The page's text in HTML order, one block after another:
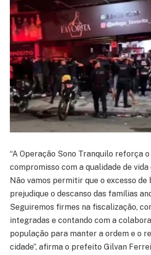
“A Operação Sono Tranquilo reforça o
compromisso com a qualidade de
Não vamos permitir que o excesso de
prejudique o descanso das famílias
Seguiremos firmes na fiscalização,
integradas e contando com a
população para manter a ordem e o
cidade”, afirma o prefeito Gilvan